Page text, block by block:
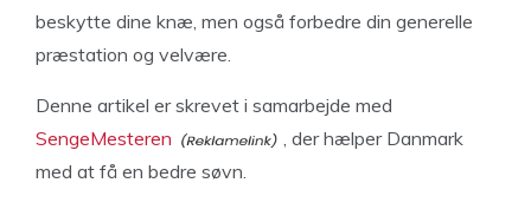
beskytte dine knæ, men også forbedre din generelle
præstation og velvære.
Denne artikel er skrevet i samarbejde med
SengeMesteren
, der hælper Danmark
med at få en bedre søvn.